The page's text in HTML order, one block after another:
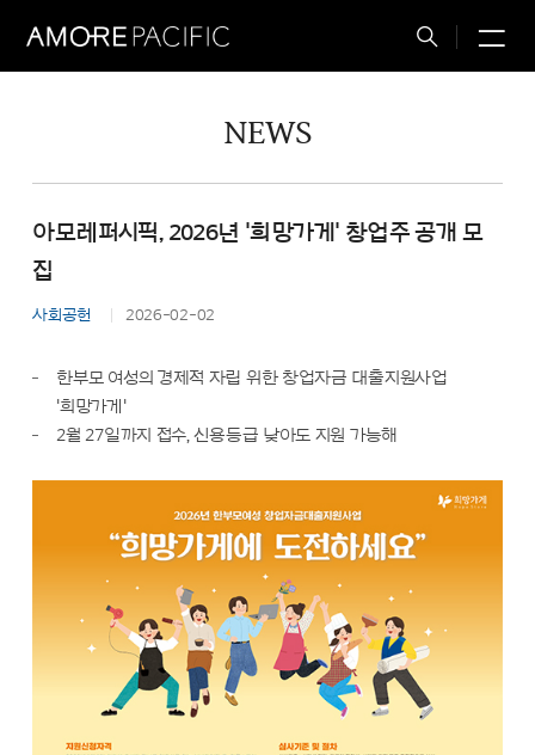
Total
NEWS
아모레퍼시픽, 2026년 '희망가게' 창업주 공개 모
집
사회공헌 2026-02-02
한부모 여성의 경제적 자립 위한 창업자금 대출지원사업
'희망가게'
2월 27일까지 접수, 신용등급 낮아도 지원 가능해